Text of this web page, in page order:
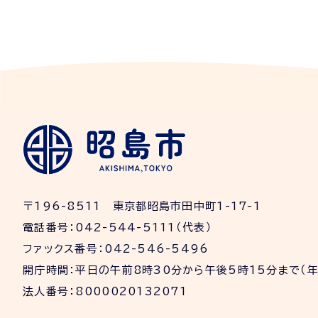
〒196-8511 東京都昭島市田中町1-17-1
電話番号：042-544-5111（代表）
ファックス番号：042-546-5496
開庁時間：平日の午前8時30分から午後5時15分まで（年
法人番号：8000020132071